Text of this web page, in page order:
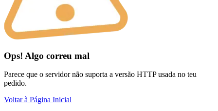
Ops! Algo correu mal
Parece que o servidor não suporta a versão HTTP usada no teu
pedido.
Voltar à Página Inicial